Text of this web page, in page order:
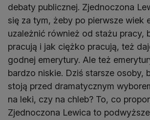
debaty publicznej. Zjednoczona
się za tym, żeby po pierwsze wiek
uzależnić również od stażu pracy,
pracują i jak ciężko pracują, też
godnej emerytury. Ale też
bardzo niskie. Dziś starsze osoby,
stoją przed dramatycznym
na leki, czy na chleb? To, co
Zjednoczona Lewica to